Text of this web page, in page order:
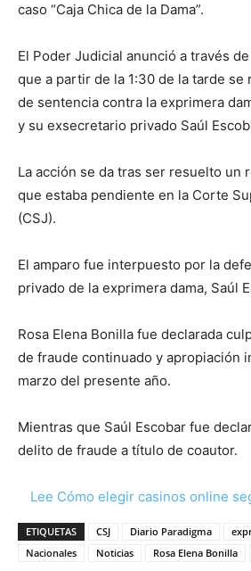
caso “Caja Chica de la Dama”.
El Poder Judicial anunció a través
que a partir de la 1:30 de la tarde se
de sentencia contra la exprimera
y su exsecretario privado Saúl
La acción se da tras ser resuelto un
que estaba pendiente en la Corte
(CSJ).
El amparo fue interpuesto por la
privado de la exprimera dama, Saúl
Rosa Elena Bonilla fue declarada
de fraude continuado y apropiación
marzo del presente año.
Mientras que Saúl Escobar fue
delito de fraude a título de coautor.
Lee Cómo elegir casinos online
ETIQUETAS CSJ Diario Paradigma
Nacionales
Noticias Rosa Elena Bonilla